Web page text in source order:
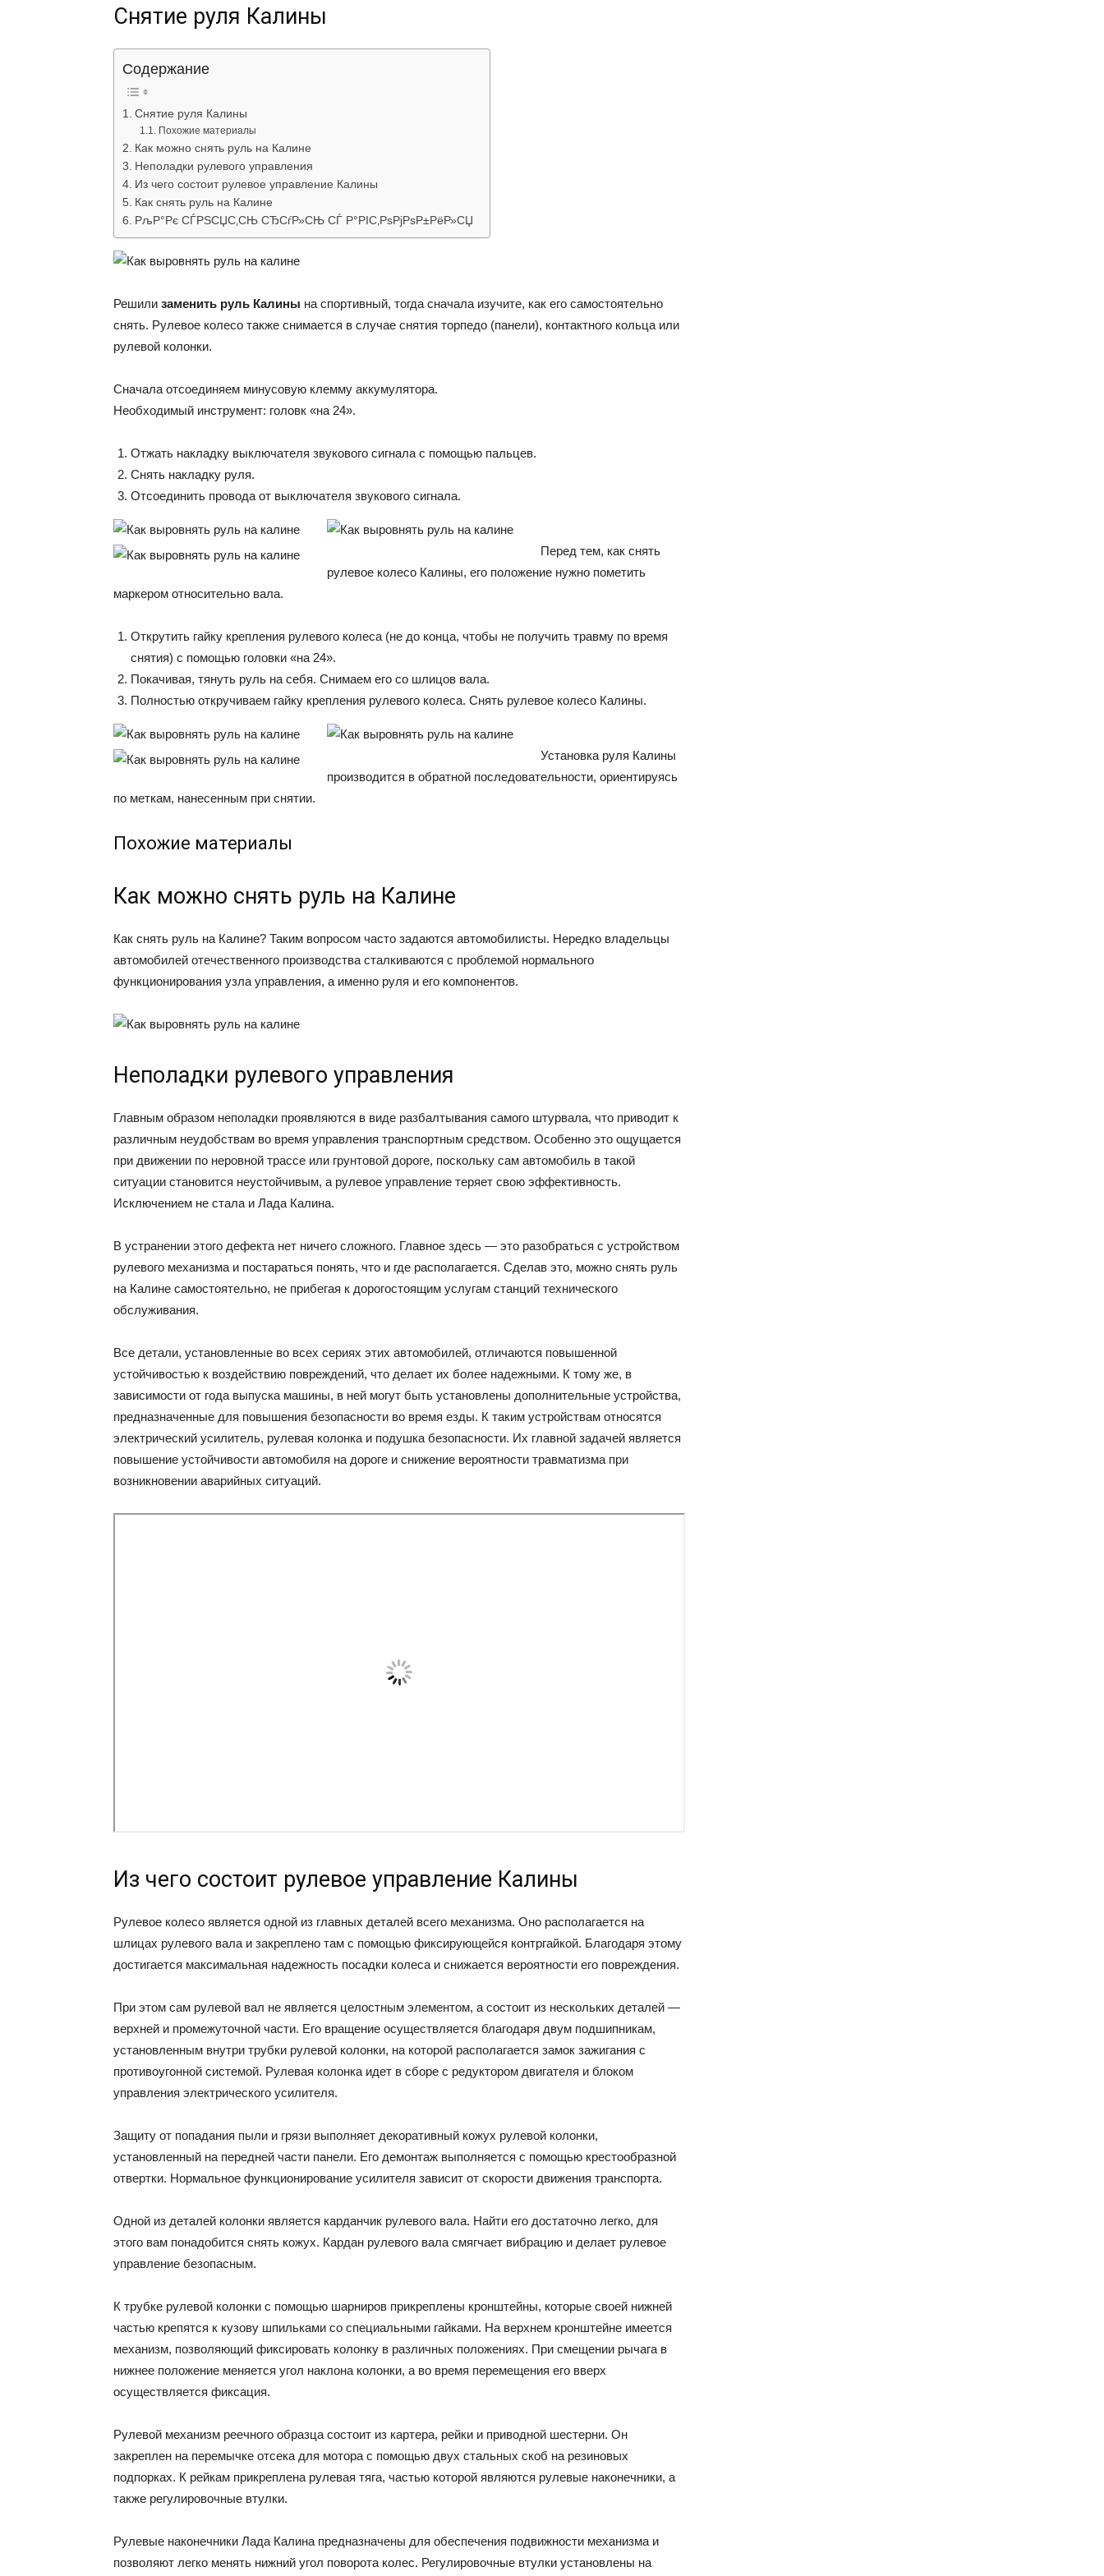
Снятие руля Калины
Содержание
Снятие руля Калины
Похожие материалы
Как можно снять руль на Калине
Неполадки рулевого управления
Из чего состоит рулевое управление Калины
Как снять руль на Калине
РљР°Рє СЃРЅСЏС‚СЊ СЂСѓР»СЊ СЃ Р°РІС‚РѕРјРѕР±РёР»СЏ
Решили заменить руль Калины на спортивный, тогда сначала изучите, как его самостоятельно
снять. Рулевое колесо также снимается в случае снятия торпедо (панели), контактного кольца или
рулевой колонки.
Сначала отсоединяем минусовую клемму аккумулятор­а.
Необходимый инструмент: головк «на 24».
Отжать накладку выключателя звукового сигнала с помощью пальцев.
Снять накладку руля.
Отсоединить про­вода от выключателя звукового сигнала.
Перед тем, как снять
рулевое колесо Калины, его положение нужно пометить
маркером относительно вала.
Открутить гайку крепления ру­левого колеса (не до конца, чтобы не получить травму по время
снятия) с помощью головки «на 24».
Покачивая, тянуть руль на себя. Снимаем его со шли­цов вала.
Полностью откручиваем гайку крепления рулевого колеса. Снять рулевое колесо Калины.
Установка руля Калины
производится в об­ратной последовательности, ориен­тируясь
по меткам, нанесенным при снятии.
Похожие материалы
Как можно снять руль на Калине
Как снять руль на Калине? Таким вопросом часто задаются автомобилисты. Нередко владельцы
автомобилей отечественного производства сталкиваются с проблемой нормального
функционирования узла управления, а именно руля и его компонентов.
Неполадки рулевого управления
Главным образом неполадки проявляются в виде разбалтывания самого штурвала, что приводит к
различным неудобствам во время управления транспортным средством. Особенно это ощущается
при движении по неровной трассе или грунтовой дороге, поскольку сам автомобиль в такой
ситуации становится неустойчивым, а рулевое управление теряет свою эффективность.
Исключением не стала и Лада Калина.
В устранении этого дефекта нет ничего сложного. Главное здесь — это разобраться с устройством
рулевого механизма и постараться понять, что и где располагается. Сделав это, можно снять руль
на Калине самостоятельно, не прибегая к дорогостоящим услугам станций технического
обслуживания.
Все детали, установленные во всех сериях этих автомобилей, отличаются повышенной
устойчивостью к воздействию повреждений, что делает их более надежными. К тому же, в
зависимости от года выпуска машины, в ней могут быть установлены дополнительные устройства,
предназначенные для повышения безопасности во время езды. К таким устройствам относятся
электрический усилитель, рулевая колонка и подушка безопасности. Их главной задачей является
повышение устойчивости автомобиля на дороге и снижение вероятности травматизма при
возникновении аварийных ситуаций.
Из чего состоит рулевое управление Калины
Рулевое колесо является одной из главных деталей всего механизма. Оно располагается на
шлицах рулевого вала и закреплено там с помощью фиксирующейся контргайкой. Благодаря этому
достигается максимальная надежность посадки колеса и снижается вероятности его повреждения.
При этом сам рулевой вал не является целостным элементом, а состоит из нескольких деталей —
верхней и промежуточной части. Его вращение осуществляется благодаря двум подшипникам,
установленным внутри трубки рулевой колонки, на которой располагается замок зажигания с
противоугонной системой. Рулевая колонка идет в сборе с редуктором двигателя и блоком
управления электрического усилителя.
Защиту от попадания пыли и грязи выполняет декоративный кожух рулевой колонки,
установленный на передней части панели. Его демонтаж выполняется с помощью крестообразной
отвертки. Нормальное функционирование усилителя зависит от скорости движения транспорта.
Одной из деталей колонки является карданчик рулевого вала. Найти его достаточно легко, для
этого вам понадобится снять кожух. Кардан рулевого вала смягчает вибрацию и делает рулевое
управление безопасным.
К трубке рулевой колонки с помощью шарниров прикреплены кронштейны, которые своей нижней
частью крепятся к кузову шпильками со специальными гайками. На верхнем кронштейне имеется
механизм, позволяющий фиксировать колонку в различных положениях. При смещении рычага в
нижнее положение меняется угол наклона колонки, а во время перемещения его вверх
осуществляется фиксация.
Рулевой механизм реечного образца состоит из картера, рейки и приводной шестерни. Он
закреплен на перемычке отсека для мотора с помощью двух стальных скоб на резиновых
подпорках. К рейкам прикреплена рулевая тяга, частью которой являются рулевые наконечники, а
также регулировочные втулки.
Рулевые наконечники Лада Калина предназначены для обеспечения подвижности механизма и
позволяют легко менять нижний угол поворота колес. Регулировочные втулки установлены на